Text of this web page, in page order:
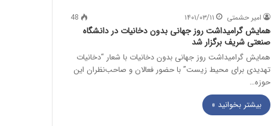
امیر حشمتی ۱۴۰۱/۰۳/۱۱ 48
همایش گرامیداشت روز جهانی بدون دخانیات در دانشگاه
صنعتی شریف برگزار شد
همایش گرامیداشت روز جهانی بدون دخانیات با شعار “دخانیات
تهدیدی برای محیط زیست” با حضور فعالان و صاحب‌نظران این
حوزه…
بیشتر بخوانید »